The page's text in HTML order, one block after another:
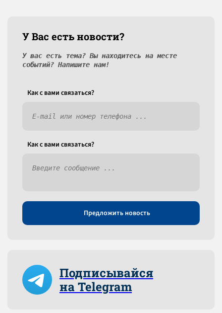
У Вас есть новости?
У вас есть тема? Вы находитесь на месте
событий? Напишите нам!
Как c вами связаться?
Как c вами связаться?
Предложить новость
Подписывайся
на Telegram